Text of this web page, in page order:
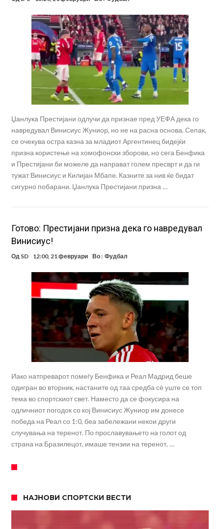
Џанлука Престијани одлучи да признае пред УЕФА дека го
навредувал Винисиус Жуниор, но не на расна основа. Сепак,
се очекува остра казна за младиот Аргентинец бидејќи
призна користење на хомофонски зборови, но сега Бенфика
и Престијани би можеле да направат голем пресврт и да ги
тужат Винисиус и Килијан Мбапе. Казните за нив ќе бидат
сигурно побарани. Џанлука Престијани призна …
Готово: Престијани призна дека го навредувал
Винисиус!
Од SD 12:00, 21 февруари Во : Фудбал
Иако натпреварот помеѓу Бенфика и Реал Мадрид беше
одигран во вторник, настаните од таа средба сѐ уште се топ
тема во спортскиот свет. Наместо да се фокусира на
одличниот погодок со кој Винисиус Жуниор им донесе
победа на Реал со 1:0, беа забележани некои други
случувања на теренот. По прославувањето на голот од
страна на Бразилецот, имаше тензии на теренот, …
НАЈНОВИ СПОРТСКИ ВЕСТИ